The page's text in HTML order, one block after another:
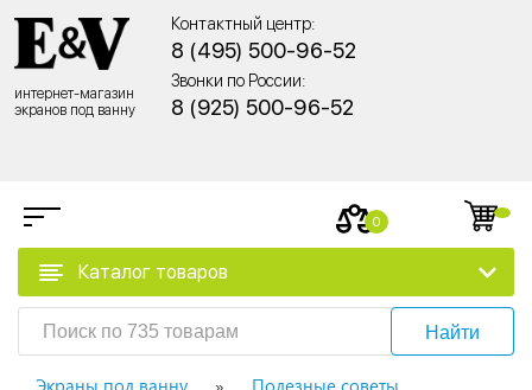
интернет-магазин
экранов под ванну
Контактный центр:
8 (495) 500-96-52
Звонки по России:
8 (925) 500-96-52
0
Каталог товаров
Найти